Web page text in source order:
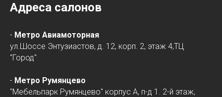
Адреса салонов
- Метро Авиамоторная
ул.Шоссе Энтузиастов, д. 12, корп. 2, этаж 4,ТЦ
"Город"
- Метро Румянцево
"Мебельпарк Румянцево" корпус А, п-д 1. 2-й этаж,